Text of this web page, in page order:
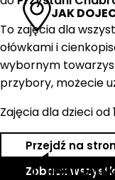
JAK
To zajęcia dla
ołówkami i
wybornym
przybory, możecie
Zajęcia dla dzieci od
Przejdź na
Zobacz